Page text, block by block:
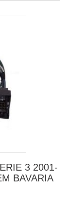
3 2001-
BAVARIA